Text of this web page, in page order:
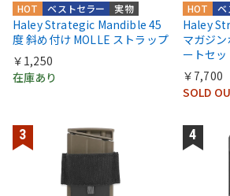
実物
ベストセラー
HOT
Haley Strategic Mandible 45
度 斜め付け MOLLE ストラップ
￥1,250
在庫あり
ベ
HOT
Haley
マガジ
ートセッ
￥7,700
SOLD